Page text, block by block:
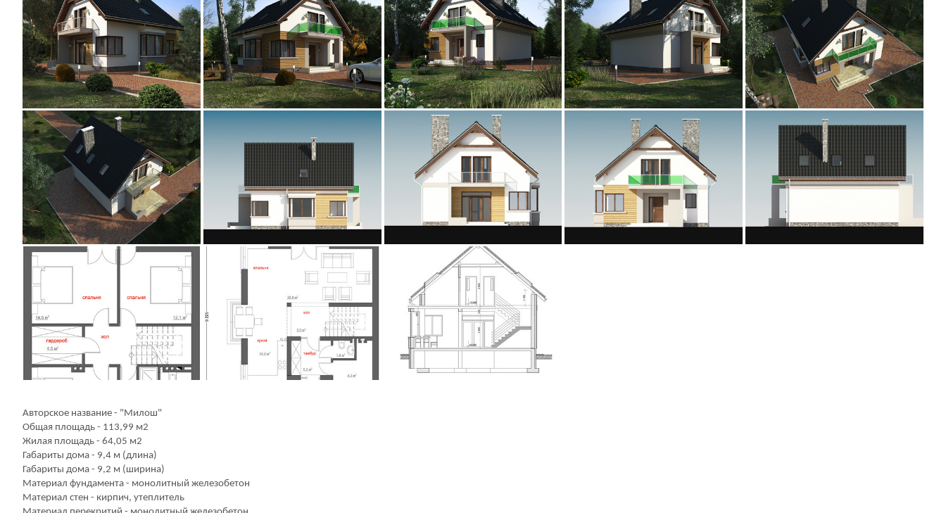
Авторское название - "Милош"
Общая площадь - 113,99 м2
Жилая площадь - 64,05 м2
Габариты дома - 9,4 м (длина)
Габариты дома - 9,2 м (ширина)
Материал фундамента - монолитный железобетон
Материал стен - кирпич, утеплитель